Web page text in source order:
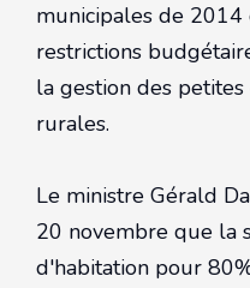
municipales de
restrictions
la gestion des
rurales.
Le ministre Gérald
20 novembre que la
d'habitation pour